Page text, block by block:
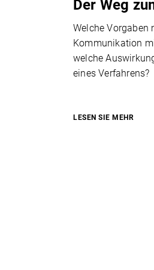
Der Weg
Welche Vorgaben
Kommunikation
welche
eines Verfahrens?
LESEN SIE MEHR